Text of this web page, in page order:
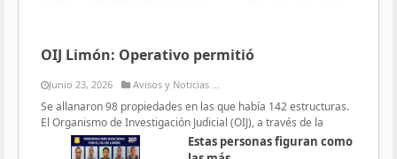
OIJ Limón: Operativo permitió
Junio 23, 2026 Avisos y Noticias ...
Se allanaron 98 propiedades en las que había 142 estructuras.
El Organismo de Investigación Judicial (OIJ), a través de la
Estas personas figuran como